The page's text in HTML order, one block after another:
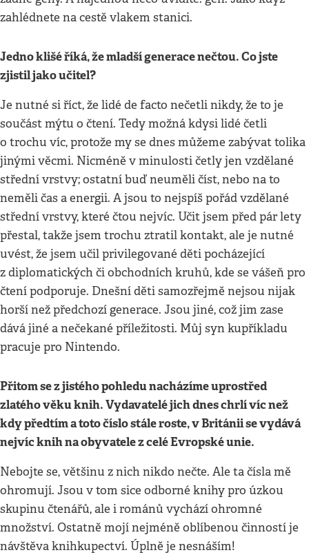
zahlédnete na cestě vlakem stanici.
Jedno klišé říká, že mladší generace nečtou. Co jste
zjistil jako učitel?
Je nutné si říct, že lidé de facto nečetli nikdy, že to je
součást mýtu o čtení. Tedy možná kdysi lidé četli
o trochu víc, protože my se dnes můžeme zabývat tolika
jinými věcmi. Nicméně v minulosti četly jen vzdělané
střední vrstvy; ostatní buď neuměli číst, nebo na to
neměli čas a energii. A jsou to nejspíš pořád vzdělané
střední vrstvy, které čtou nejvíc. Učit jsem před pár lety
přestal, takže jsem trochu ztratil kontakt, ale je nutné
uvést, že jsem učil privilegované děti pocházející
z diplomatických či obchodních kruhů, kde se vášeň pro
čtení podporuje. Dnešní děti samozřejmě nejsou nijak
horší než předchozí generace. Jsou jiné, což jim zase
dává jiné a nečekané příležitosti. Můj syn kupříkladu
pracuje pro Nintendo.
Přitom se z jistého pohledu nacházíme uprostřed
zlatého věku knih. Vydavatelé jich dnes chrlí víc než
kdy předtím a toto číslo stále roste, v Británii se vydává
nejvíc knih na obyvatele z celé Evropské unie.
Nebojte se, většinu z nich nikdo nečte. Ale ta čísla mě
ohromují. Jsou v tom sice odborné knihy pro úzkou
skupinu čtenářů, ale i románů vychází ohromné
množství. Ostatně mojí nejméně oblíbenou činností je
návštěva knihkupectví. Úplně je nesnáším!